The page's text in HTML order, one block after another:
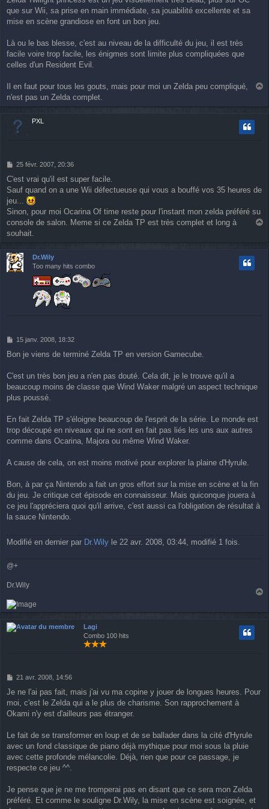
s
s
a
que sur Wii, sa prise en main immédiate, sa jouabilité excellente et sa
mise en scène grandiose en font un bon jeu.
Là ou le bas blesse, c'est au niveau de la difficulté du jeu, il est très
facile voire trop facile, les énigmes sont limite plus compliquées que
celles d'un Resident Evil.
Il en faut pour tous les gouts, mais pour moi un Zelda peu compliqué,
n'est pas un Zelda complet.
u
PXL
M
s
s
a
g
25 févr. 2007, 20:36
C'est vrai qu'il est super facile.
Sauf quand on a une Wii défectueuse qui vous a bouffé vos 35 heures de
jeu...
Sinon, pour moi Ocarina Of time reste pour l'instant mon zelda préféré su
console de salon. Meme si ce Zelda TP est très complet et long à
souhait.
Dr.Wily
Too many hits combo
M
s
a
g
15 janv. 2008, 18:32
Bon je viens de terminé Zelda TP en version Gamecube.
C'est un très bon jeu a n'en pas douté. Cela dit, je le trouve qu'il a
beaucoup moins de classe que Wind Waker malgré un aspect technique
plus poussé.
En fait Zelda TP s'éloigne beaucoup de l'esprit de la série. Le monde est
trop découpé en niveaux qui ne sont en fait pas liés les uns aux autres
comme dans Ocarina, Majora ou même Wind Waker.
A cause de cela, on est moins motivé pour explorer la plaine d'Hyrule.
Bon, à par ça Nintendo a fait un gros effort sur la mise en scène et la fin
du jeu. Je critique cet épisode en connaisseur. Mais quiconque jouera à
ce jeu l'appréciera quoi qu'il arrive, c'est aussi ca l'obligation de résultat à
la sauce Nintendo.
Modifié en dernier par Dr.Wily le 22 avr. 2008, 03:44, modifié 1 fois.
@+
Dr.Wily
u
Lagi
Combo 100 hits
M
s
s
a
21 avr. 2008, 14:56
Je ne l'ai pas fait, mais j'ai vu ma copine y jouer de longues heures. Pour
moi, c'est le Zelda qui a le plus de charisme. Son rapprochement à
Okami n'y est d'ailleurs pas étranger.
Le fait de se transformer en loup et de se ballader dans la cité d'Hyrule
avec un fond classique de piano déjà mythique pour moi sous la pluie
avec cette profonde mélancolie. Déjà, rien que pour ce passage, je
respecte ce jeu ^^.
Je pense que je ne me tromperai pas en disant que ce sera mon Zelda
préféré. Et comme le souligne Dr.Wily, la mise en scène est soignée, et